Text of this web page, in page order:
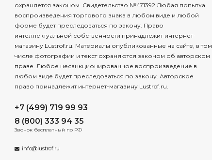
охраняется законом. Свидетельство №471392 Любая попытка
воспроизведения торгового знака в любом виде и любой
форме будет преследоваться по закону. Право
интеллектуальной собственности принадлежит интернет-
магазину Lustrof.ru. Материалы опубликованные на сайте, в том
числе фотографии и текст охраняются законом об авторском
праве. Любое несанкционированное воспроизведение в
любом виде будет преследоваться по закону. Авторское
право принадлежит интернет-магазину Lustrof.ru.
+7 (499) 719 99 93
8 (800) 333 94 35
Звонок бесплатный по РФ
info@lustrof.ru